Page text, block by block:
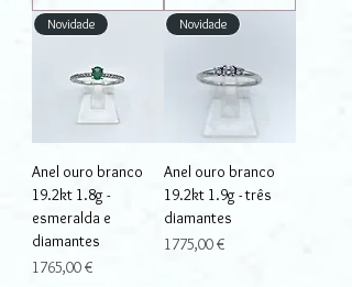
Novidade
Anel ouro branco
19.2kt 1.8g -
esmeralda e
diamantes
Preço
1765,00 €
Novidade
Anel ouro branco
19.2kt 1.9g - três
diamantes
Preço
1775,00 €